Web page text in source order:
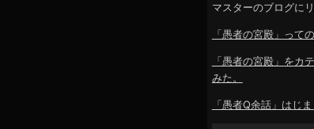
マスターのブログに
「愚者の宮殿」って
「愚者の宮殿」をカ
みた。
「愚者Q余話」はじま